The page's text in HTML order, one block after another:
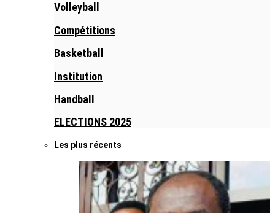
Volleyball
Compétitions
Basketball
Institution
Handball
ELECTIONS 2025
Les plus récents